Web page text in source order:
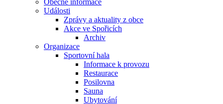
Obecné informace
Události
Zprávy a aktuality z obce
Akce ve Spořicích
Archiv
Organizace
Sportovní hala
Informace k provozu
Restaurace
Posilovna
Sauna
Ubytování